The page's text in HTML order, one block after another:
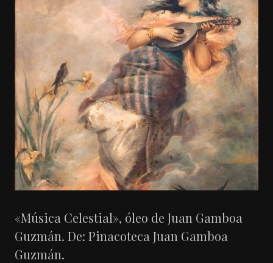
«Música Celestial», óleo de Juan Gamboa
Guzmán. De: Pinacoteca Juan Gamboa
Guzmán.